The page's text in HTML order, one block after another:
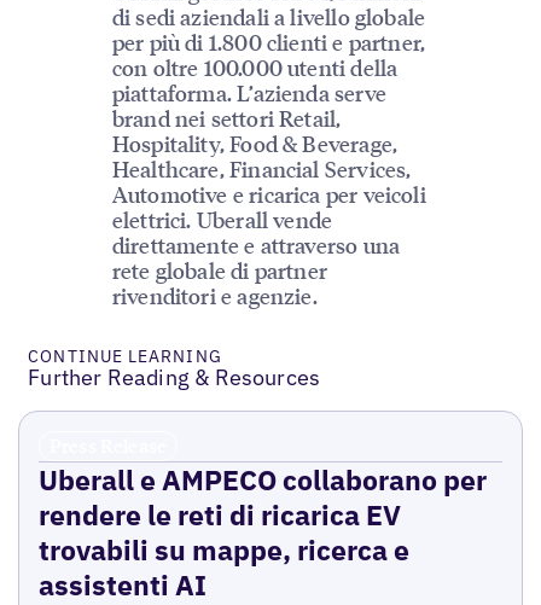
di sedi aziendali a livello globale
per più di 1.800 clienti e partner,
con oltre 100.000 utenti della
piattaforma. L’azienda serve
brand nei settori Retail,
Hospitality, Food & Beverage,
Healthcare, Financial Services,
Automotive e ricarica per veicoli
elettrici. Uberall vende
direttamente e attraverso una
rete globale di partner
rivenditori e agenzie.
CONTINUE LEARNING
Further Reading & Resources
Uberall e AMPECO collaborano per
rendere le reti di ricarica EV
trovabili su mappe, ricerca e
assistenti AI